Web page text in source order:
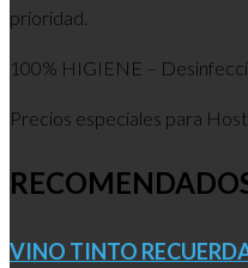
prioridad.
100% HIGIENE –
Precios especiales para
VINO TINTO